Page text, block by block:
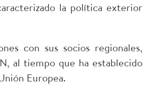
la política exterior
con sus socios regionales,
al tiempo que ha establecido
Europea.